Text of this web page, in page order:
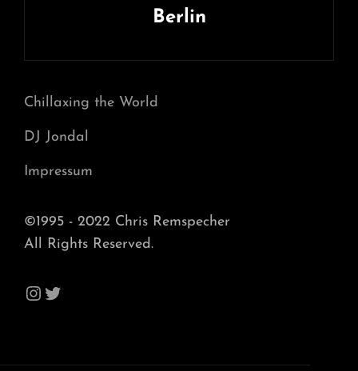
Berlin
Post
Chillaxing the World
DJ Jondal
Impressum
©1995 - 2022 Chris Remspecher
All Rights Reserved.
Instagram
Twitter